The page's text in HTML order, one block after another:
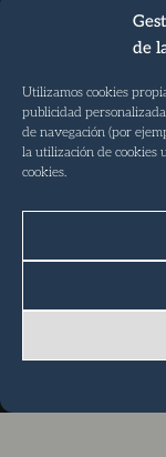
de
Utilizamos cookies
publicidad
de navegación (por
la utilización de cookies
cookies.
Móvil 647 99 82 63
info@norte35.com
Martes, Miércoles y
Lunes y Jueves 06:00
Vía de Servicio Las
38400 · Puerto de la